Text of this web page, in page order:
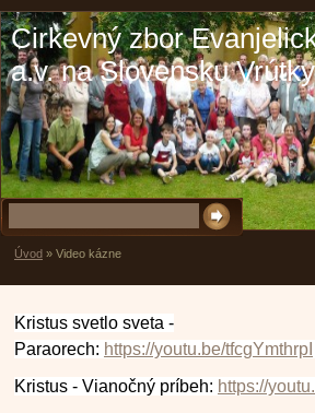
Cirkevný zbor
a.v. na Slovensku Vrútky
Úvod » Video kázne
Kristus svetlo sveta -
Paraorech: https://youtu.be/tfcgYmthrpI
Kristus - Vianočný príbeh: https://